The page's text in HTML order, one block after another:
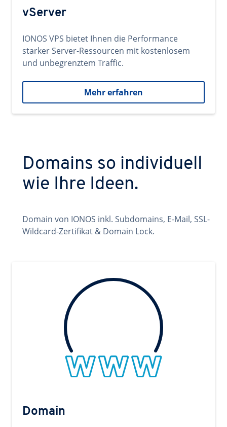
vServer
IONOS VPS bietet Ihnen die Performance
starker Server-Ressourcen mit kostenlosem
und unbegrenztem Traffic.
Mehr erfahren
Domains so individuell
wie Ihre Ideen.
Domain von IONOS inkl. Subdomains, E-Mail, SSL-
Wildcard-Zertifikat & Domain Lock.
Domain